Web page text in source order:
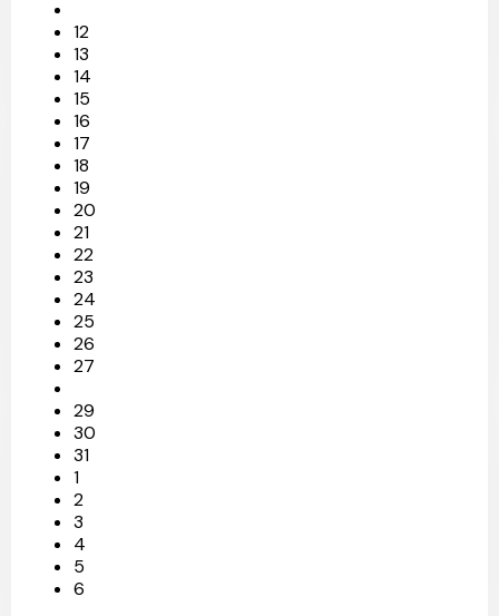
12
13
14
15
16
17
18
19
20
21
22
23
24
25
26
27
29
30
31
1
2
3
4
5
6